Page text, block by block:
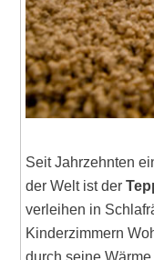
Seit Jahrzehnten
der Welt ist der
verleihen in
Kinderzimmern
durch seine